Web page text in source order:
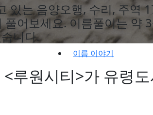
있는 음양오행, 수리, 주역
풀어보세요. 이름풀이는 약
니다.
이름 이야기
루원시티>가 유령